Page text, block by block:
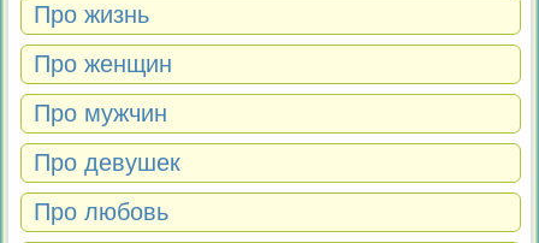
Про жизнь
Про женщин
Про мужчин
Про девушек
Про любовь